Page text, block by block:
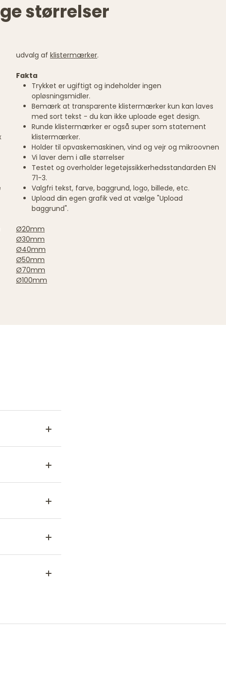
størrelser
udvalg af klistermærker.
Fakta
Trykket er ugiftigt og indeholder ingen
opløsningsmidler.
Bemærk at transparente klistermærker kun kan laves
med sort tekst - du kan ikke uploade eget design.
Runde klistermærker er også super som statement
klistermærker.
Holder til opvaskemaskinen, vind og vejr og mikroovnen
Vi laver dem i alle størrelser
Testet og overholder legetøjssikkerhedsstandarden EN
71-3.
Valgfri tekst, farve, baggrund, logo, billede, etc.
Upload din egen grafik ved at vælge "Upload
baggrund".
Ø20mm
Ø30mm
Ø40mm
Ø50mm
Ø70mm
Ø100mm